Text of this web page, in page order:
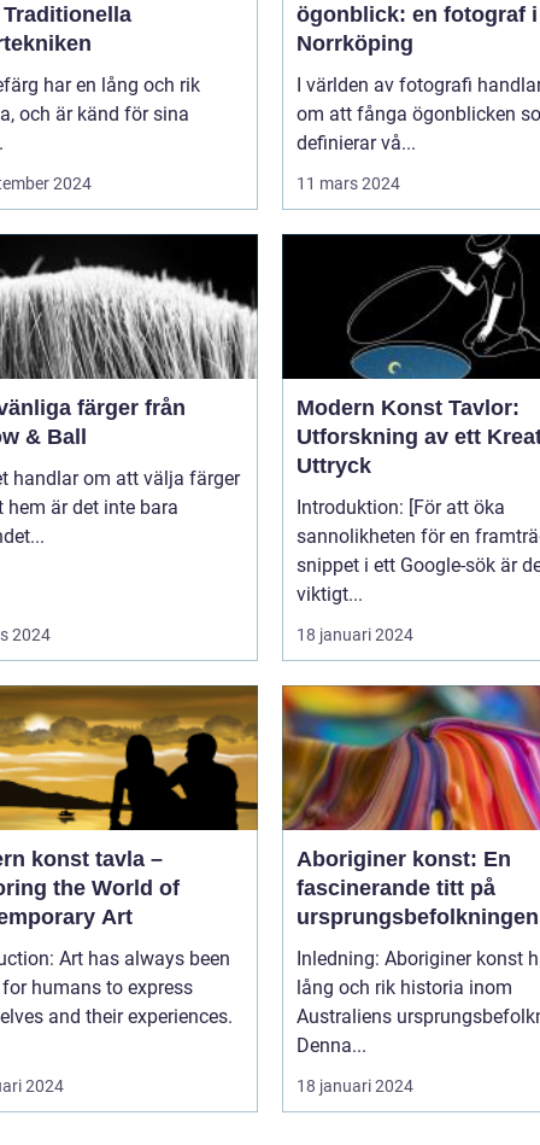
har en lång och rik
och är känd för sina
2024
ögonblick: en fotograf i
Norrköping
I världen av fotografi
om att fånga ögonblicken
definierar vå...
11 mars 2024
färger från
& Ball
handlar om att välja färger
hem är det inte bara
2024
Modern Konst Tavlor:
Utforskning av ett
Uttryck
Introduktion: [För att öka
sannolikheten för en
snippet i ett Google-sök är
viktigt...
18 januari 2024
konst tavla –
the World of
Art
Art has always been
humans to express
and their experiences.
2024
Aboriginer konst: En
fascinerande titt på
unika konstform
Inledning: Aboriginer konst
lång och rik historia inom
Australiens
Denna...
18 januari 2024